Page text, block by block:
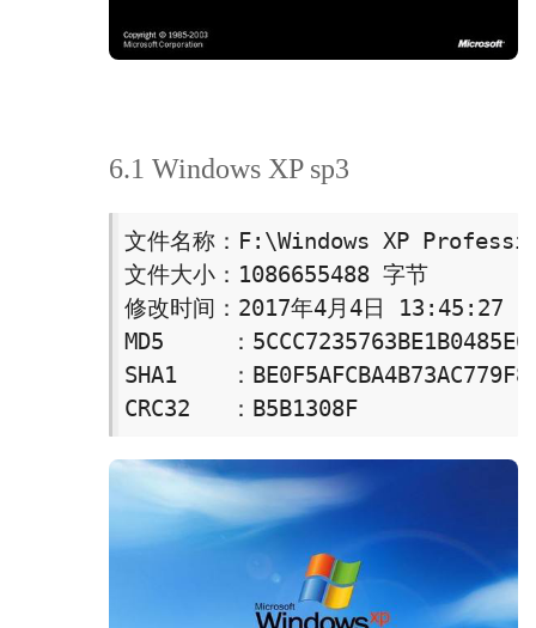
6.1 Windows XP sp3
文件名称：F:\Windows XP
文件大小：1086655488 字节
修改时间：2017年4月4日 13:45:27
MD5     ：
SHA1    ：
CRC32   ：B5B1308F